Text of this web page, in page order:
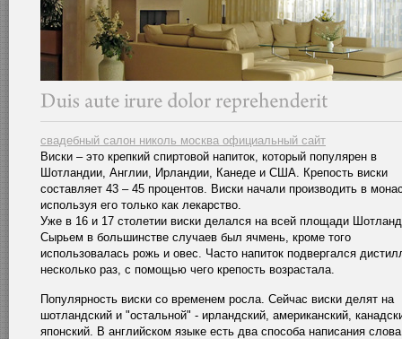
свадебный салон николь москва официальный сайт
Виски – это крепкий спиртовой напиток, который популярен в
Шотландии, Англии, Ирландии, Канеде и США. Крепость виски
составляет 43 – 45 процентов. Виски начали производить в
используя его только как лекарство.
Уже в 16 и 17 столетии виски делался на всей площади
Сырьем в большинстве случаев был ячмень, кроме того
использовалась рожь и овес. Часто напиток подвергался
несколько раз, с помощью чего крепость возрастала.
Популярность виски со временем росла. Сейчас виски делят на
шотландский и "остальной" - ирландский, американский,
японский. В английском языке есть два способа написания слова